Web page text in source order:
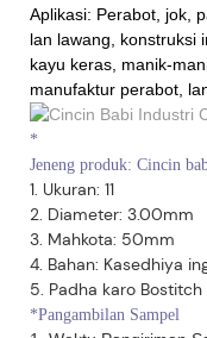
Aplikasi: Perabot, jok,
lan lawang, konstruksi
kayu keras, manik-
manufaktur perabot,
*
Jeneng produk: Cincin
1. Ukuran: 11
2. Diameter: 3.00mm
3. Mahkota: 50mm
4. Bahan: Kasedhiya
5. Padha karo Bostitch
*Pangambilan Sampel